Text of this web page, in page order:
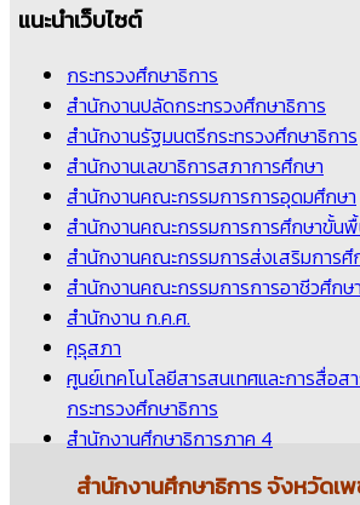
แนะนำเว็บไซต์
กระทรวงศึกษาธิการ
สำนักงานปลัดกระทรวงศึกษาธิการ
สำนักงานรัฐมนตรีกระทรวงศึกษาธิการ
สำนักงานเลขาธิการสภาการศึกษา
สำนักงานคณะกรรมการการอุดมศึกษา
สำนักงานคณะกรรมการการศึกษาขั้น
สำนักงานคณะกรรมการส่งเสริมการศึ
สำนักงานคณะกรรมการการอาชีวศึกษา
สำนักงาน ก.ค.ศ.
คุรุสภา
ศูนย์เทคโนโลยีสารสนเทศและการสื่อ
กระทรวงศึกษาธิการ
สำนักงานศึกษาธิการภาค 4
สำนักงานศึกษาธิการจังหวัดเ